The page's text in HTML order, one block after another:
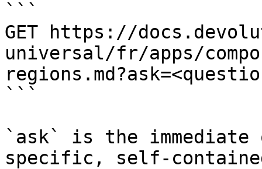
```
GET https://
universal/fr/apps/
```
`ask` is the
specific, self-